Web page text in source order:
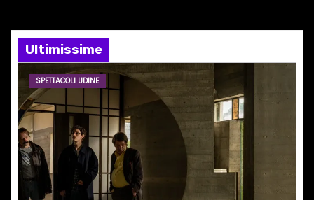
e
a
r
t
i
c
Ultimissime
SPETTACOLI UDINE